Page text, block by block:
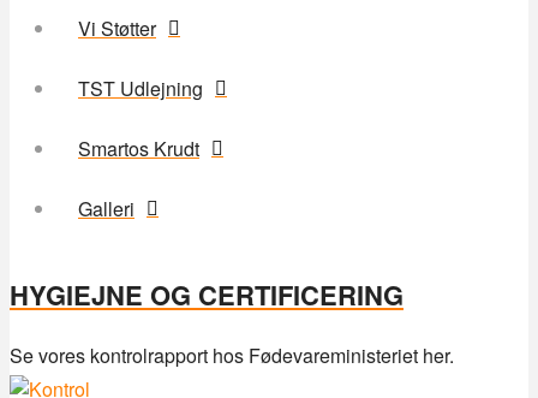
Vi Støtter
TST Udlejning
Smartos Krudt
Galleri
HYGIEJNE OG CERTIFICERING
Se vores kontrolrapport hos Fødevareministeriet her.